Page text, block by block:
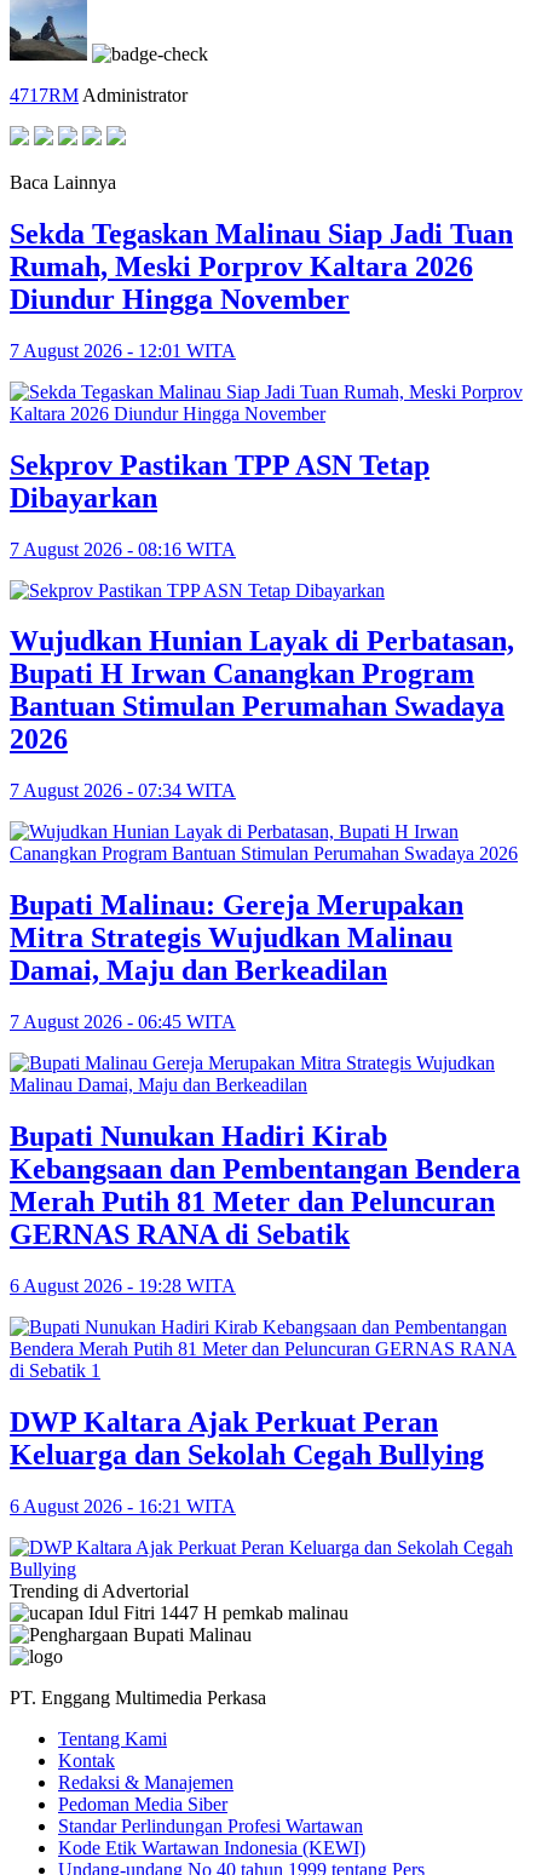
4717RM Administrator
Baca Lainnya
Sekda Tegaskan Malinau Siap Jadi Tuan
Rumah, Meski Porprov Kaltara 2026
Diundur Hingga November
7 August 2026 - 12:01 WITA
Sekprov Pastikan TPP ASN Tetap
Dibayarkan
7 August 2026 - 08:16 WITA
Wujudkan Hunian Layak di Perbatasan,
Bupati H Irwan Canangkan Program
Bantuan Stimulan Perumahan Swadaya
2026
7 August 2026 - 07:34 WITA
Bupati Malinau: Gereja Merupakan
Mitra Strategis Wujudkan Malinau
Damai, Maju dan Berkeadilan
7 August 2026 - 06:45 WITA
Bupati Nunukan Hadiri Kirab
Kebangsaan dan Pembentangan Bendera
Merah Putih 81 Meter dan Peluncuran
GERNAS RANA di Sebatik
6 August 2026 - 19:28 WITA
DWP Kaltara Ajak Perkuat Peran
Keluarga dan Sekolah Cegah Bullying
6 August 2026 - 16:21 WITA
Trending di Advertorial
PT. Enggang Multimedia Perkasa
Tentang Kami
Kontak
Redaksi & Manajemen
Pedoman Media Siber
Standar Perlindungan Profesi Wartawan
Kode Etik Wartawan Indonesia (KEWI)
Undang-undang No 40 tahun 1999 tentang Pers